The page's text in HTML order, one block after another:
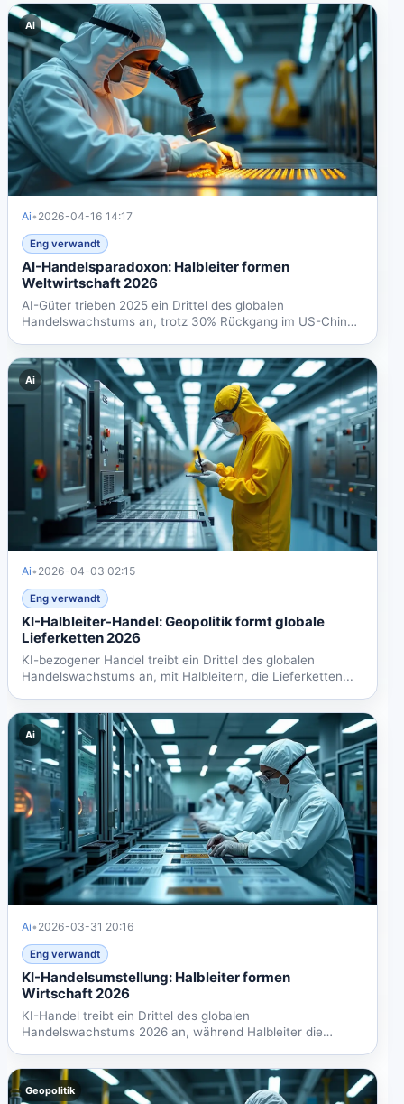
Ai
Ai• 2026-04-16 14:17
Eng verwandt
AI-Handelsparadoxon: Halbleiter formen
Weltwirtschaft 2026
AI-Güter trieben 2025 ein Drittel des globalen
Handelswachstums an, trotz 30% Rückgang im US-China-
Ai
Ai• 2026-04-03 02:15
Eng verwandt
KI-Halbleiter-Handel: Geopolitik formt globale
Lieferketten 2026
KI-bezogener Handel treibt ein Drittel des globalen
Handelswachstums an, mit Halbleitern, die Lieferketten...
Ai
Ai• 2026-03-31 20:16
Eng verwandt
KI-Handelsumstellung: Halbleiter formen
Wirtschaft 2026
KI-Handel treibt ein Drittel des globalen
Handelswachstums 2026 an, während Halbleiter die
Geopolitik